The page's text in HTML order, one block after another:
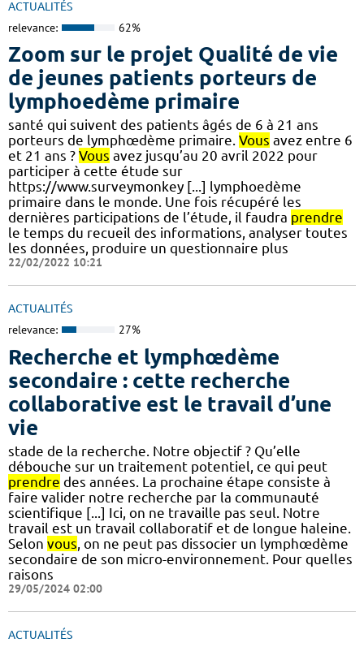
ACTUALITÉS
relevance: 62%
Zoom sur le projet Qualité de vie
de jeunes patients porteurs de
lymphoedème primaire
santé qui suivent des patients âgés de 6 à 21 ans
porteurs de lymphœdème primaire. Vous avez entre 6
et 21 ans ? Vous avez jusqu’au 20 avril 2022 pour
participer à cette étude sur
https://www.surveymonkey [...] lymphoedème
primaire dans le monde. Une fois récupéré les
dernières participations de l’étude, il faudra prendre
le temps du recueil des informations, analyser toutes
les données, produire un questionnaire plus
22/02/2022 10:21
ACTUALITÉS
relevance: 27%
Recherche et lymphœdème
secondaire : cette recherche
collaborative est le travail d’une
vie
stade de la recherche. Notre objectif ? Qu’elle
débouche sur un traitement potentiel, ce qui peut
prendre des années. La prochaine étape consiste à
faire valider notre recherche par la communauté
scientifique [...] Ici, on ne travaille pas seul. Notre
travail est un travail collaboratif et de longue haleine.
Selon vous , on ne peut pas dissocier un lymphœdème
secondaire de son micro-environnement. Pour quelles
raisons
29/05/2024 02:00
ACTUALITÉS